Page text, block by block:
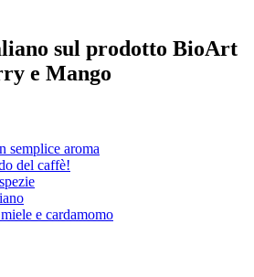
sul prodotto BioArt
e Mango
semplice aroma
del caffè!
e cardamomo